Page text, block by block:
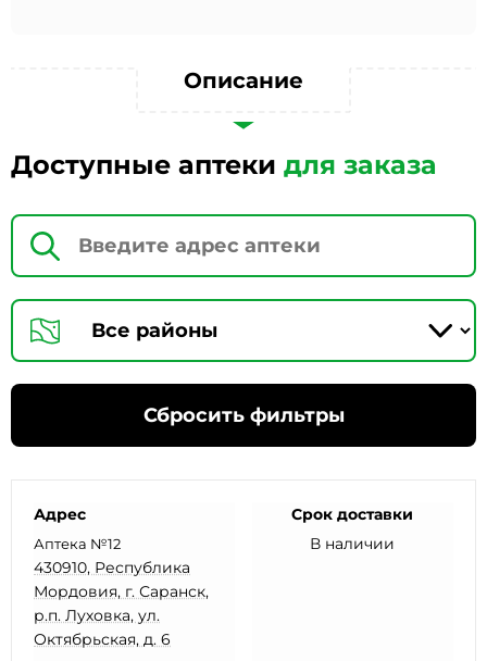
Описание
Доступные аптеки для заказа
Сбросить фильтры
Адрес
Аптека №12
430910, Республика
Мордовия, г. Саранск,
р.п. Луховка, ул.
Октябрьская, д. 6
Срок доставки
В наличии